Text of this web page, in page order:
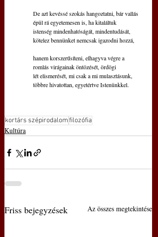
De azt kevéssé szokás hangoztatni, bár vallás
épül rá egyetemesen is, ha kitaláltuk
istenség mindenhatóságát, mindentudását,
kötelez bennünket nemcsak igazodni hozzá,
hanem korszerűsíteni, elhagyva végre a
romlás virágainak öntözését, ördögi
lét elismerését, mi csak a mi mulasztásunk,
többre hivatottan, egyetértve Istenünkkel.
kortárs szépirodalomfilozófia
Kultúra
Friss bejegyzések Az összes megtekintése